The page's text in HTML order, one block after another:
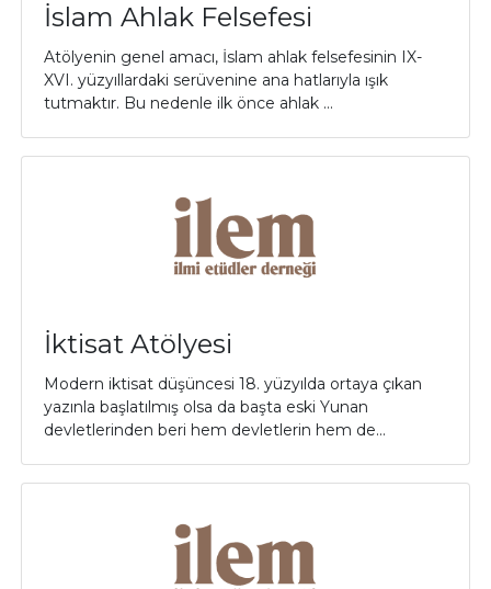
İslam Ahlak Felsefesi
Atölyenin genel amacı, İslam ahlak felsefesinin IX-
XVI. yüzyıllardaki serüvenine ana hatlarıyla ışık
tutmaktır. Bu nedenle ilk önce ahlak ...
İktisat Atölyesi
Modern iktisat düşüncesi 18. yüzyılda ortaya çıkan
yazınla başlatılmış olsa da başta eski Yunan
devletlerinden beri hem devletlerin hem de...